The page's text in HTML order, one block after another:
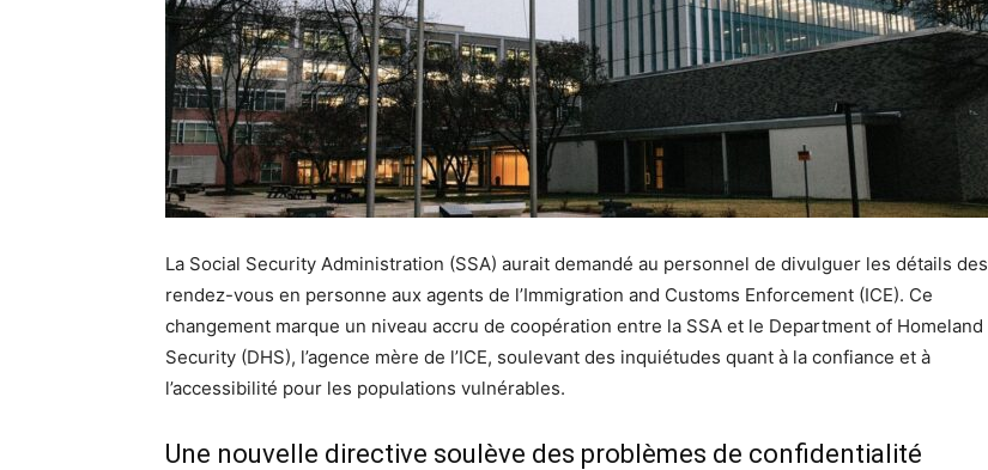
La Social Security Administration (SSA) aurait demandé au personnel de divulguer les détails des
rendez-vous en personne aux agents de l’Immigration and Customs Enforcement (ICE). Ce
changement marque un niveau accru de coopération entre la SSA et le Department of Homeland
Security (DHS), l’agence mère de l’ICE, soulevant des inquiétudes quant à la confiance et à
l’accessibilité pour les populations vulnérables.
Une nouvelle directive soulève des problèmes de confidentialité